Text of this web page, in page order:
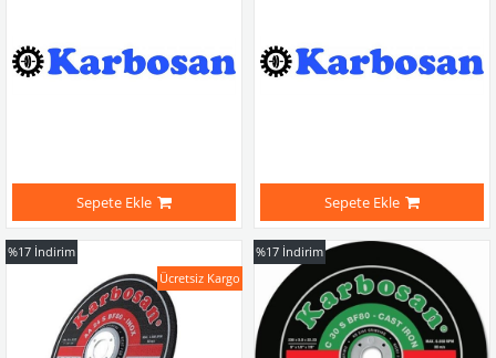
Sepete Ekle Sepete Ekle
%17 İndirim
Ücretsiz Kargo
%17 İndirim